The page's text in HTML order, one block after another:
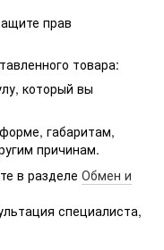
прав
товара:
который вы
габаритам,
причинам.
в разделе Обмен и
специалиста,